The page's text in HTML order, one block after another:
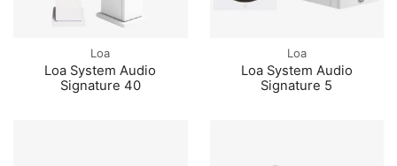
Loa
Loa System Audio
Signature 40
Loa
Loa System Audio
Signature 5